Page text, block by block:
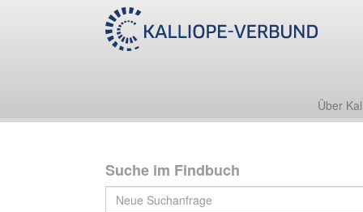
Über
Suche im Findbuch